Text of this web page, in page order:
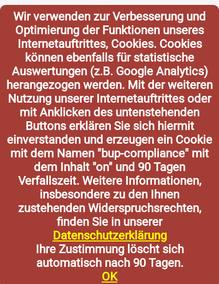
Wir verwenden zur Verbesserung und
Optimierung der Funktionen unseres
Internetauftrittes, Cookies. Cookies
können ebenfalls für statistische
Auswertungen (z.B. Google Analytics)
herangezogen werden. Mit der weiteren
Nutzung unserer Internetauftrittes oder
mit Anklicken des untenstehenden
Buttons erklären Sie sich hiermit
einverstanden und erzeugen ein Cookie
mit dem Namen "bup-compliance" mit
dem Inhalt "on" und 90 Tagen
Verfallszeit. Weitere Informationen,
insbesondere zu den Ihnen
zustehenden Widerspruchsrechten,
finden Sie in unserer
Datenschutzerklärung
Ihre Zustimmung löscht sich
automatisch nach 90 Tagen.
OK